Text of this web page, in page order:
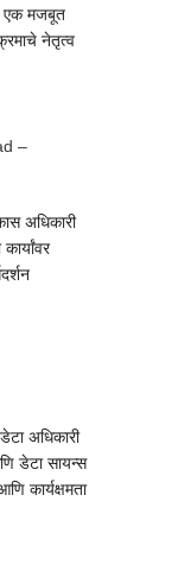
एक मजबूत
नेतृत्व
–
अधिकारी
अधिकारी
डेटा सायन्स
कार्यक्षमता